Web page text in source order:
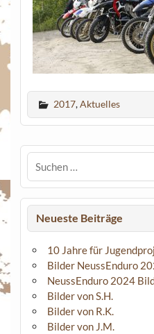
2017,Aktuelles
Neueste Beiträge
10 Jahre für
Bilder NeussEnduro
NeussEnduro 2024
Bilder von S.H.
Bilder von R.K.
Bilder von J.M.